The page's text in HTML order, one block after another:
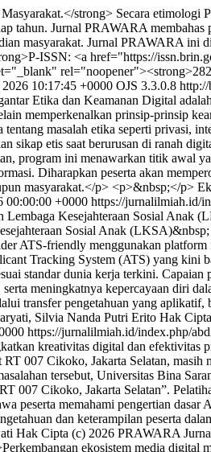
strong> Secara etimologi
Jurnal PRAWARA membahas
masyarakat. Jurnal PRAWARA
ISSN: <a href="https://
10:17:45 +0000 OJS 3.3.0.8 http://
Etika dan Keamanan Digital
memperkenalkan prinsip-prinsip
masalah etika seperti privasi,
sikap etis saat berurusan di ranah
program ini menawarkan titik awal
Diharapkan peserta akan
masyarakat.</p> <p>&nbsp;</p>
00:00:00 +0000 https://jurnalilmiah.id/
Kesejahteraan Sosial Anak
Sosial Anak
ATS-friendly menggunakan
Tracking System (ATS) yang kini
standar dunia kerja terkini.
meningkatnya kepercayaan diri
transfer pengetahuan yang
Silvia Nanda Putri Erito Hak
https://jurnalilmiah.id/index.php/
kreativitas digital dan efektivitas
007 Cikoko, Jakarta Selatan,
tersebut, Universitas Bina
Cikoko, Jakarta Selatan”.
peserta memahami pengertian
dan keterampilan peserta
Hak Cipta (c) 2026 PRAWARA
ekosistem media digital